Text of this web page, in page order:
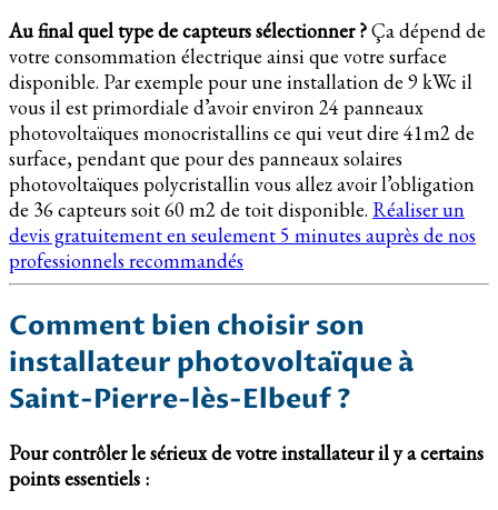
Au final quel type de capteurs sélectionner ?Ça dépend de
votre consommation électrique ainsi que votre surface
disponible. Par exemple pour une installation de 9 kWc il
vous il est primordiale d’avoir environ 24 panneaux
photovoltaïques monocristallins ce qui veut dire 41m2 de
surface, pendant que pour des panneaux solaires
photovoltaïques polycristallin vous allez avoir l’obligation
de 36 capteurs soit 60 m2 de toit disponible. Réaliser un
devis gratuitement en seulement 5 minutes auprès de nos
professionnels recommandés
Comment bien choisir son
installateur photovoltaïque à
Saint-Pierre-lès-Elbeuf ?
Pour contrôler le sérieux de votre installateur il y a certains
points essentiels :